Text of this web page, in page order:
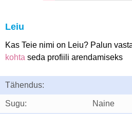
Leiu
Kas Teie nimi on Leiu? Palun
kohta seda profiili arendamiseks
Tähendus:
Sugu: Naine